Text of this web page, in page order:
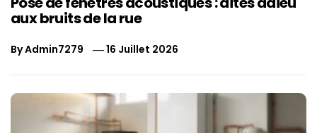
aux bruits de la rue
ByAdmin7279 16 Juillet 2026